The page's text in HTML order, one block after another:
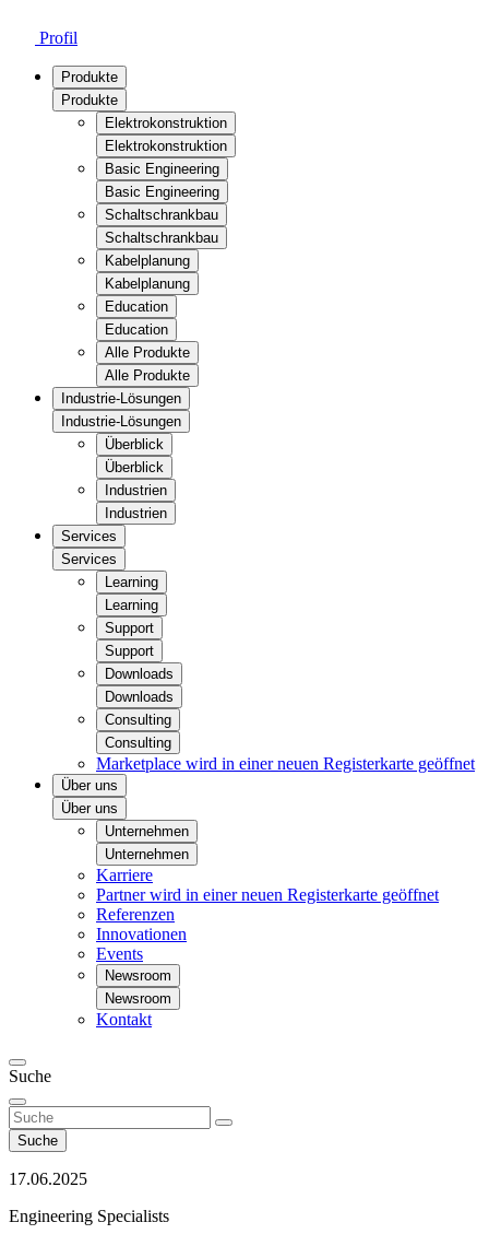
Profil
Produkte
Produkte
Elektrokonstruktion
Elektrokonstruktion
Basic Engineering
Basic Engineering
Schaltschrankbau
Schaltschrankbau
Kabelplanung
Kabelplanung
Education
Education
Alle Produkte
Alle Produkte
Industrie-Lösungen
Industrie-Lösungen
Überblick
Überblick
Industrien
Industrien
Services
Services
Learning
Learning
Support
Support
Downloads
Downloads
Consulting
Consulting
Marketplace wird in einer neuen Registerkarte geöffnet
Über uns
Über uns
Unternehmen
Unternehmen
Karriere
Partnerwird in einer neuen Registerkarte geöffnet
Referenzen
Innovationen
Events
Newsroom
Newsroom
Kontakt
Suche
Suche
17.06.2025
Engineering Specialists